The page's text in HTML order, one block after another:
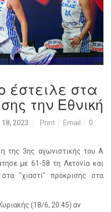
έστειλε στα
την Εθνική
18, 2023 Print Email
0
της 3ης αγωνιστικής του Α
με 61-58 τη Λετονία και
"χιαστί" πρόκρισης στα
(18/6, 20.45) αν